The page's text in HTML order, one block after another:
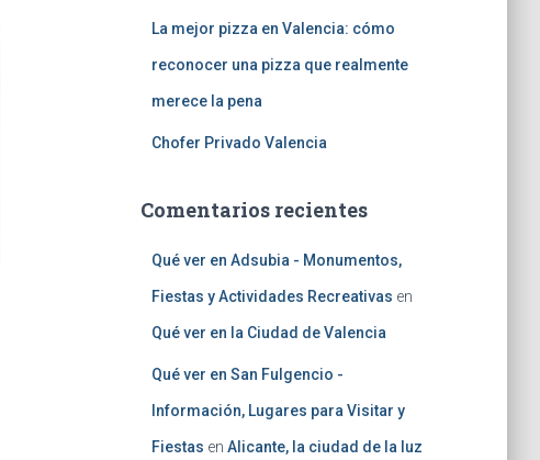
La mejor pizza en Valencia: cómo
reconocer una pizza que realmente
merece la pena
Chofer Privado Valencia
Comentarios recientes
Qué ver en Adsubia - Monumentos,
Fiestas y Actividades Recreativas en
Qué ver en la Ciudad de Valencia
Qué ver en San Fulgencio -
Información, Lugares para Visitar y
Fiestas en Alicante, la ciudad de la luz